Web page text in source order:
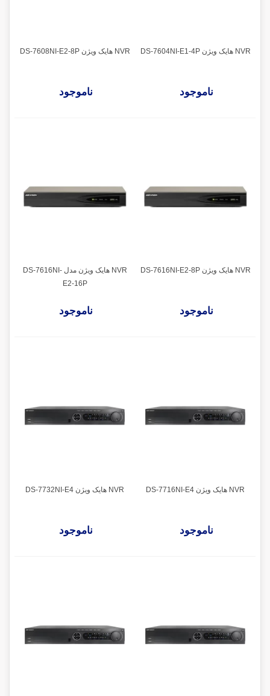
NVR هایک ویژن DS-7604NI-E1-4P
ناموجود
NVR هایک ویژن DS-7608NI-E2-8P
ناموجود
NVR هایک ویژن DS-7616NI-E2-8P
ناموجود
NVR هایک ویژن مدل DS-7616NI-
E2-16P
ناموجود
NVR هایک ویژن DS-7716NI-E4
ناموجود
NVR هایک ویژن DS-7732NI-E4
ناموجود